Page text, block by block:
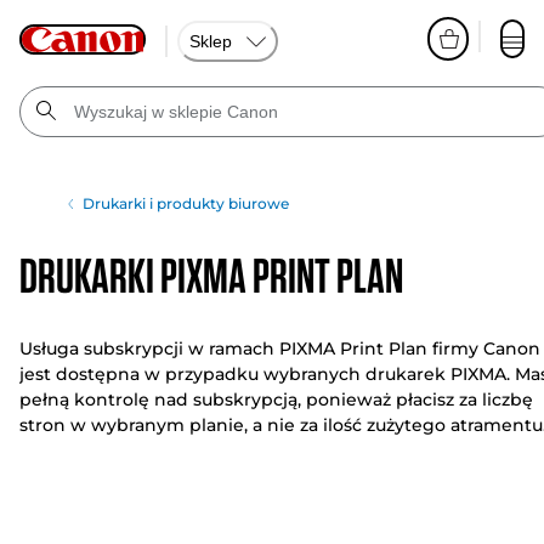
Sklep
Drukarki i produkty biurowe
Drukarki PIXMA Print Plan
Usługa subskrypcji w ramach PIXMA Print Plan firmy Canon
jest dostępna w przypadku wybranych drukarek PIXMA.
pełną kontrolę nad subskrypcją, ponieważ płacisz za liczbę
stron w wybranym planie, a nie za ilość zużytego